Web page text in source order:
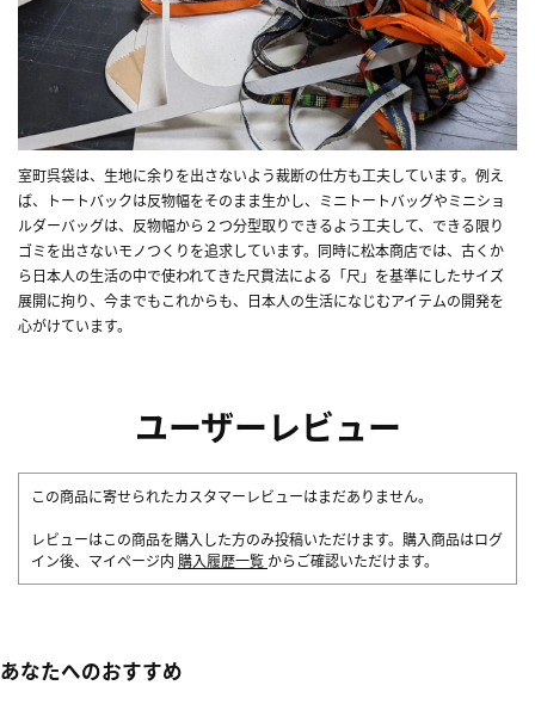
室町呉袋は、生地に余りを出さないよう裁断の仕方も工夫しています。例え
ば、トートバックは反物幅をそのまま生かし、ミニトートバッグやミニショ
ルダーバッグは、反物幅から２つ分型取りできるよう工夫して、できる限り
ゴミを出さないモノつくりを追求しています。同時に松本商店では、古くか
ら日本人の生活の中で使われてきた尺貫法による「尺」を基準にしたサイズ
展開に拘り、今までもこれからも、日本人の生活になじむアイテムの開発を
心がけています。
ユーザーレビュー
この商品に寄せられたカスタマーレビューはまだありません。
レビューはこの商品を購入した方のみ投稿いただけます。購入商品はログ
イン後、マイページ内 購入履歴一覧 からご確認いただけます。
あなたへのおすすめ